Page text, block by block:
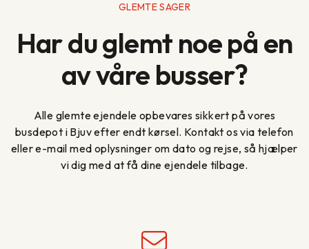
indhold
GLEMTE SAGER
Har du glemt noe på en
av våre busser?
Alle glemte ejendele opbevares sikkert på vores
busdepot i Bjuv efter endt kørsel. Kontakt os via telefon
eller e-mail med oplysninger om dato og rejse, så hjælper
vi dig med at få dine ejendele tilbage.